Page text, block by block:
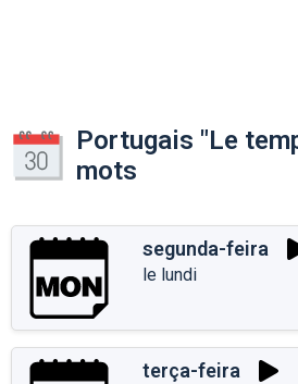
Portugais "Le
mots
segunda-feira
le lundi
terça-feira